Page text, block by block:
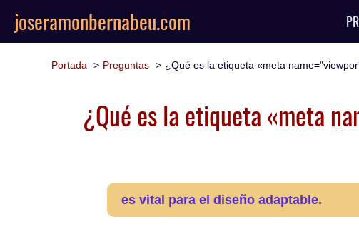
joseramonbernabeu.com
Portada Preguntas ¿Qué es la etiqueta «meta
¿Qué es la etiqueta «meta
es vital para el diseño adaptable.